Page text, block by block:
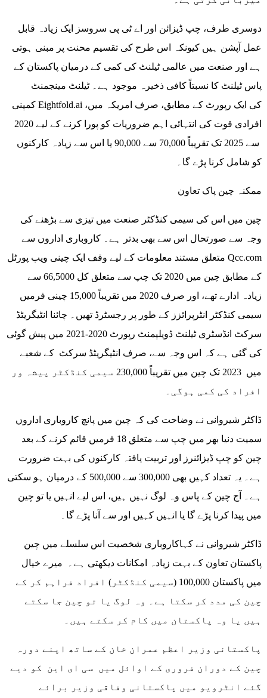
دوسری طرف، چپ ڈیزائن اور اے ٹی پی سروسز ایک زیادہ قابل
عمل آپشن ہیں کیونکہ اس طرح کی تقسیم محنت پر مبنی ہوتی
ہے اور صنعت میں عالمی ٹیلنٹ کی کمی کے درمیان پاکستان کے
پاس ٹیلنٹ کا نسبتاً کافی ذخیرہ موجود ہے۔ ٹیلنٹ مینجمنٹ
کمپنی Eightfold.ai کی ایک رپورٹ کے مطابق، صرف امریکہ میں،
افرادی قوت کی انتہائی اہم ضروریات کو پورا کرنے کے لیے 2020
سے 2025 تک تقریباً 70,000 سے 90,000 یا اس سے زیادہ کارکنوں
کو شامل کرنا پڑے گا۔
ممکنہ چین پاک تعاون
وجہ سے صورتحال اس سے بھی بدتر ہے۔ کاروباری اداروں سے
متعلق مستند معلومات کے لیے وقف ایک چینی ویب پورٹل Qcc.com
کے مطابق چین میں 2020 تک چپ سے متعلق کل 66,5000 سے
زیادہ ادارے تھے، اور صرف 2020 میں تقریباً 15,000 چینی فرمیں
سیمی کنڈکٹر انٹرپرائزز کے طور پر رجسٹرڈ تھیں۔ چائنا انٹیگریٹڈ
سرکٹ انڈسٹری ٹیلنٹ ڈویلپمنٹ رپورٹ 2020-2021 میں پیش گوئی
کی گئی ہے کہ اس وجہ سے، صرف انٹیگریٹڈ سرکٹ کے شعبے
میں 2023 تک چین میں تقریباً 230,000 سیمی کنڈکٹر پیشہ ور
افراد کی کمی ہوگی۔
سمیت دنیا بھر میں چپ سے متعلق 18 فرمیں قائم کرنے کے بعد
چین کو چپ ڈیزائنرز اور تربیت یافتہ کارکنوں کی بہت ضرورت
ہے۔ یہ تعداد کہیں بھی 300,000 سے 500,000 کے درمیان ہو سکتی
ہے۔ آج چین کے پاس وہ لوگ نہیں ہیں، اس لیے انہیں یا تو چین
میں پیدا کرنا پڑے گا یا انہیں کہیں اور سے آنا پڑے گا۔
ڈاکٹر شیروانی نے کہاکاروباری شخصیت اس سلسلے میں چین
پاکستان تعاون کے بہت زیادہ امکانات دیکھتی ہے۔ میرے خیال
میں پاکستان 100,000 (سیمی کنڈکٹر) افراد فراہم کر کے
چین کی مدد کر سکتا ہے۔ وہ لوگ یا تو چین جا سکتے
ہیں یا وہ پاکستان میں کام کر سکتے ہیں۔
پاکستانی وزیر اعظم عمران خان کے ساتھ اپنے دورہ
چین کے دوران فروری کے اوائل میں سی ای این کو دیے
گئے انٹرویو میں پاکستانی وفاقی وزیر برائے